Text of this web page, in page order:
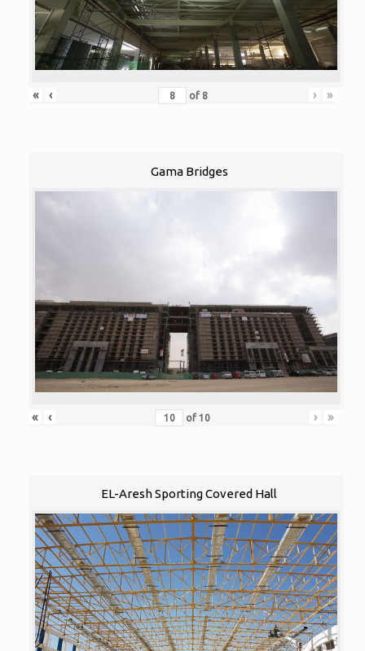
« ‹ of 8 › »
Gama Bridges
« ‹ of 10 › »
EL-Aresh Sporting Covered Hall